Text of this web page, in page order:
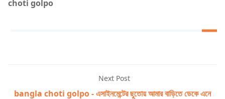
choti golpo
Next Post
bangla choti golpo - এসাইনমেন্টের ছুতোয় আমার বাড়িতে ডেকে এনে